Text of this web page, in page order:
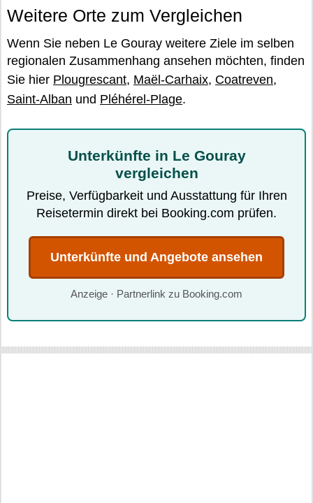
Weitere Orte zum Vergleichen
Wenn Sie neben Le Gouray weitere Ziele im selben
regionalen Zusammenhang ansehen möchten, finden
Sie hier Plougrescant, Maël-Carhaix, Coatreven,
Saint-Alban und Pléhérel-Plage.
Unterkünfte in Le Gouray
vergleichen
Preise, Verfügbarkeit und Ausstattung für Ihren
Reisetermin direkt bei Booking.com prüfen.
Unterkünfte und Angebote ansehen
Anzeige · Partnerlink zu Booking.com